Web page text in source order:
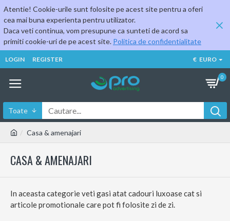
Atentie! Cookie-urile sunt folosite pe acest site pentru a oferi
cea mai buna experienta pentru utilizator.
Daca veti continua, vom presupune ca sunteti de acord sa
primiti cookie-uri de pe acest site. Politica de confidentialitate
LOGIN REGISTER € EURO
0
Toate
Casa & amenajari
CASA & AMENAJARI
In aceasta categorie veti gasi atat cadouri luxoase cat si
articole promotionale care pot fi folosite zi de zi.